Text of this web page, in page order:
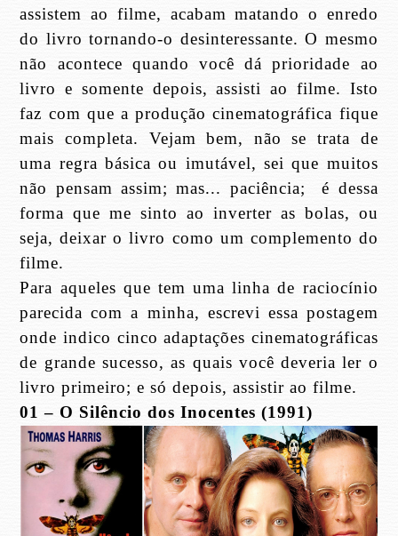
assistem ao filme, acabam matando o enredo
do livro tornando-o desinteressante. O mesmo
não acontece quando você dá prioridade ao
livro e somente depois, assisti ao filme. Isto
faz com que a produção cinematográfica fique
mais completa. Vejam bem, não se trata de
uma regra básica ou imutável, sei que muitos
não pensam assim; mas... paciência;
é dessa
forma que me sinto ao inverter as bolas, ou
seja, deixar o livro como um complemento do
filme.
Para aqueles que tem uma linha de raciocínio
parecida com a minha, escrevi essa postagem
onde indico cinco adaptações cinematográficas
de grande sucesso, as quais você deveria ler o
livro primeiro; e só depois, assistir ao filme.
01 – O Silêncio dos Inocentes (1991)